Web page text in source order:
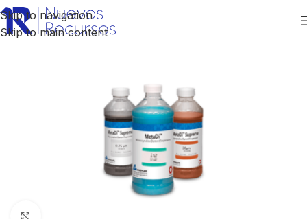
Skip to navigation
Skip to main content